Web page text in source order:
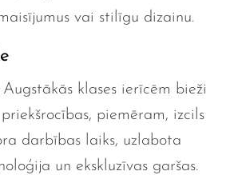
vai stilīgu dizainu.
Augstākās klases ierīcēm bieži
piemēram, izcils
darbības laiks, uzlabota
un ekskluzīvas garšas.